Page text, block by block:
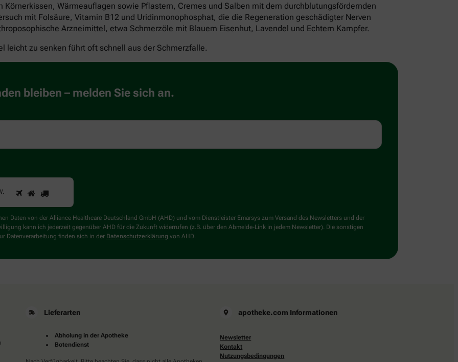
Körnerkissen, Wärmeauflagen sowie Pflastern, Cremes und Salben mit dem durchblutungsfördernden
mit Folsäure, Vitamin B12 und Uridinmonophosphat, die die Regeneration geschädigter Nerven
Arzneimittel, etwa Schmerzöle mit Blauem Eisenhut, Lavendel und Echtem Kampfer.
leicht zu senken führt oft schnell aus der Schmerzfalle.
bleiben – melden Sie sich an.
.
Sind
Sie
ein
Mensch?
Dann
wählen
1 2
Daten von der Alliance Healthcare Deutschland GmbH (AHD) und vom Dienstleister Emarsys zum Versand des Newsletters und der
kann ich jederzeit gegenüber AHD für die Zukunft widerrufen (z.B. über den Abmelde-Link in jedem Newsletter). Die sonstigen
Datenverarbeitung finden sich in der Datenschutzerklärung von AHD.
Lieferarten
Abholung in der Apotheke
Botendienst
apotheke.com Informationen
Newsletter
Kontakt
Nutzungsbedingungen